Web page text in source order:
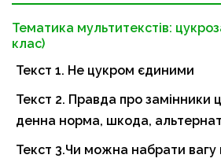
Тематика мультитекстів:
клас)
Текст 1. Не цукром єдиними
Текст 2. Правда про замінники
денна норма, шкода,
Текст 3.Чи можна набрати вагу